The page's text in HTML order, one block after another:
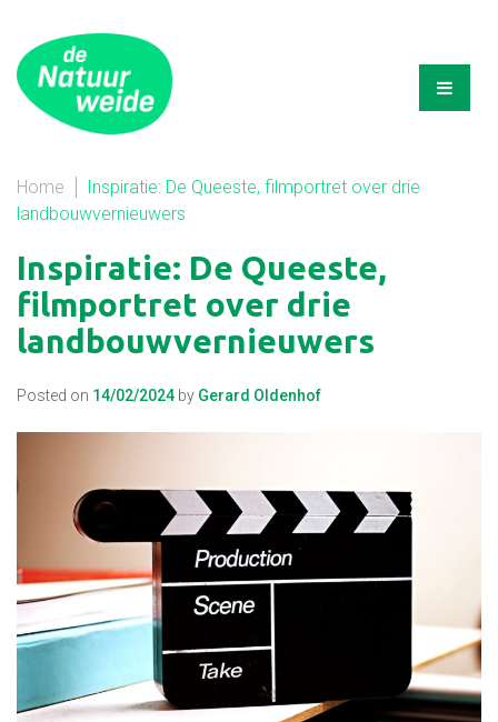
Home
Inspiratie: De Queeste, filmportret over drie
landbouwvernieuwers
Inspiratie: De Queeste,
filmportret over drie
landbouwvernieuwers
Posted on 14/02/2024 by Gerard Oldenhof